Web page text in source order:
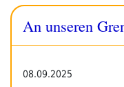
An unseren
08.09.2025